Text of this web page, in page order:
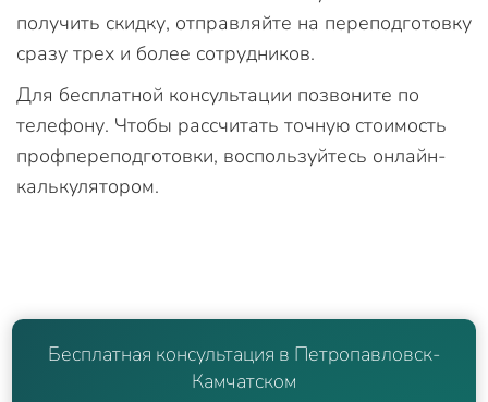
получить скидку, отправляйте на переподготовку
сразу трех и более сотрудников.
Для бесплатной консультации позвоните по
телефону. Чтобы рассчитать точную стоимость
профпереподготовки, воспользуйтесь онлайн-
калькулятором.
Бесплатная консультация в Петропавловск-
Камчатском